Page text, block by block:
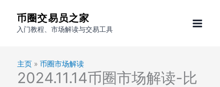
币圈交易员之家
入门教程、市场解读与交易工具
主页 » 币圈市场解读
2024.11.14币圈市场解读-比